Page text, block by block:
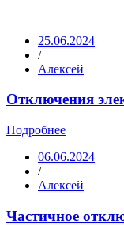
25.06.2024
/
Алексей
Отключения
Подробнее
06.06.2024
/
Алексей
Частичное